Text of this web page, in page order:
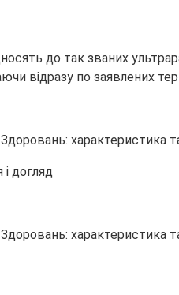
до так званих
відразу по заявлених
догляд